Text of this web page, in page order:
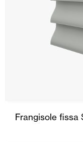
Frangisole fissa